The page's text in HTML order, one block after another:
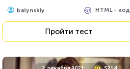
Пройти тест
3 июня 2020 3876
balynskiy HTML - код
Пройти тест